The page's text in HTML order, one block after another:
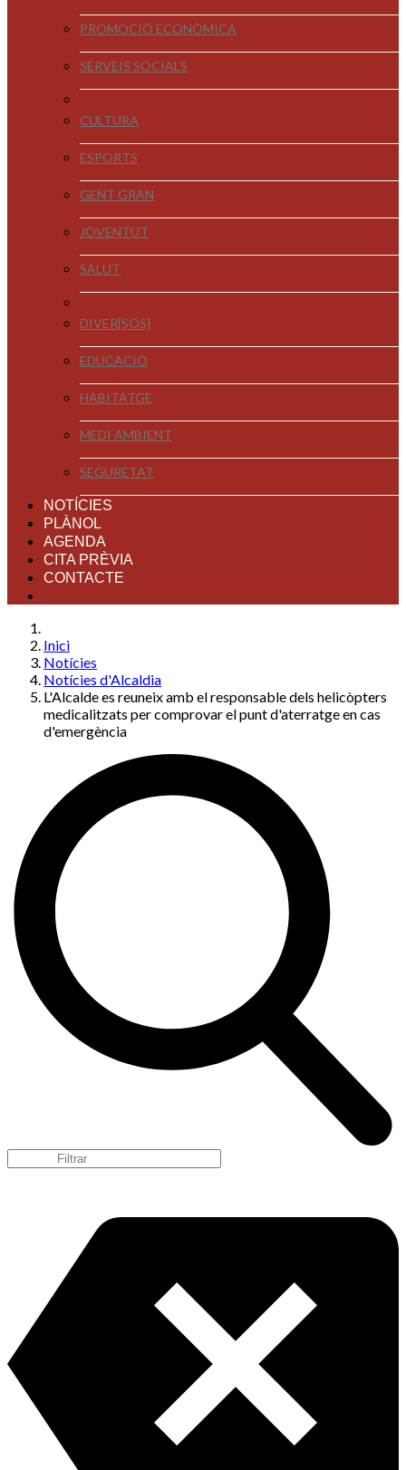
PROMOCIÓ ECONÒMICA
SERVEIS SOCIALS
CULTURA
ESPORTS
GENT GRAN
JOVENTUT
SALUT
DIVER[SOS]
EDUCACIÓ
HABITATGE
MEDI AMBIENT
SEGURETAT
NOTÍCIES
PLÀNOL
AGENDA
CITA PRÈVIA
CONTACTE
Inici
Notícies
Notícies d'Alcaldia
L'Alcalde es reuneix amb el responsable dels helicòpters
medicalitzats per comprovar el punt d'aterratge en cas
d'emergència